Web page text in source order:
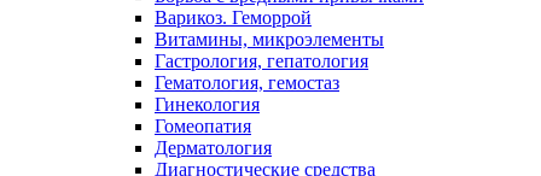
Варикоз. Геморрой
Витамины, микроэлементы
Гастрология, гепатология
Гематология, гемостаз
Гинекология
Гомеопатия
Дерматология
Диагностические средства